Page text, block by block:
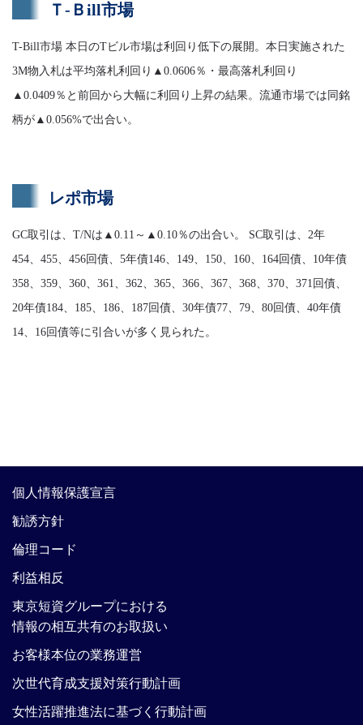
Ｔ-Ｂill市場
T-Bill市場 本日のTビル市場は利回り低下の展開。本日実施された
3M物入札は平均落札利回り▲0.0606％・最高落札利回り
▲0.0409％と前回から大幅に利回り上昇の結果。流通市場では同銘
柄が▲0.056%で出合い。
レポ市場
GC取引は、T/Nは▲0.11～▲0.10％の出合い。 SC取引は、2年
454、455、456回債、5年債146、149、150、160、164回債、10年債
358、359、360、361、362、365、366、367、368、370、371回債、
20年債184、185、186、187回債、30年債77、79、80回債、40年債
14、16回債等に引合いが多く見られた。
個人情報保護宣言
勧誘方針
倫理コード
利益相反
東京短資グループにおける
情報の相互共有のお取扱い
お客様本位の業務運営
次世代育成支援対策行動計画
女性活躍推進法に基づく行動計画